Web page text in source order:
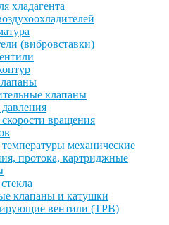
хладагента
(вибровставки)
клапаны
вращения
механические
протока, картриджные
клапаны и катушки
вентили (ТРВ)